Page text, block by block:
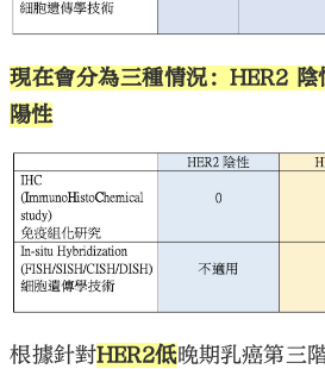
現在會分為三種情況：HER2
陽性
根據針對HER2低晚期乳癌第三